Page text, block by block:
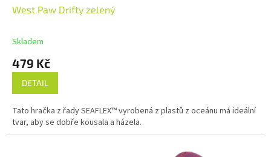
West Paw Drifty zelený
Skladem
479 Kč
DETAIL
Tato hračka z řady SEAFLEX™ vyrobená z plastů z oceánu má ideální
tvar, aby se dobře kousala a házela.